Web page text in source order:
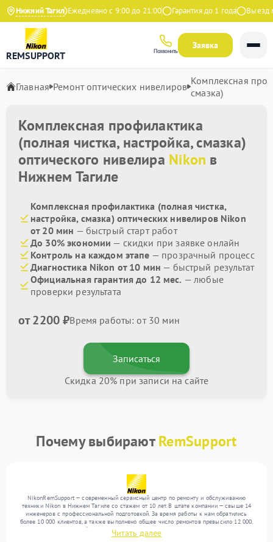
Нижний Тагил
4.9 на Яндекс Ежедневно с 9:00 до 21:00 Гарантия до 1 года Выезд
REMSUPPORT Позвонить
Заявка
Главная Ремонт оптических нивелиров Комплексная
смазка)
Комплексная профилактика
(полная чистка, настройка, смазка)
оптического нивелира Nikon в
Нижнем Тагиле
Комплексная профилактика (полная чистка,
настройка, смазка) оптических нивелиров Nikon
от 20 мин — быстрый старт работ
До 30% экономии — скидки при заявке онлайн
Контроль на каждом этапе — прозрачный процесс
Диагностика Nikon от 10 мин — быстрый результат
Официальная гарантия до 12 мес. — любые
проверки результата
от 2200 ₽Время работы: от 30 мин
Записаться
Скидка 20% при записи на сайте
Почему выбираютRemSupport
NikonRemSupport — современный сервисный центр по ремонту и обслуживанию
техники Nikon в Нижнем Тагиле со стажем от 10 лет. В штате компании — свыше 14
инженеров с профессиональной подготовкой. За время работы к нам обратились
более 10 000 клиентов, а также выполнено общее число ремонтов превысило 12 000.
Ежемесячно в сервисный центр поступает свыше 300 единиц техники, включая , , . Мы
выполняем ремонт различного уровня сложности и гарантируем высокое качество
Читать далее